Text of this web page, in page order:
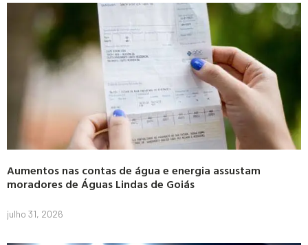
Aumentos nas contas de água e energia assustam
moradores de Águas Lindas de Goiás
julho 31, 2026